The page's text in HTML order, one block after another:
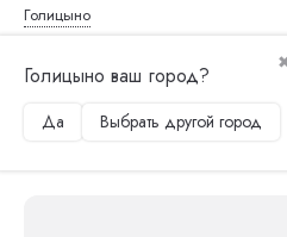
Голицыно
Голицыно ваш город?
Да Выбрать другой город
Главная
Запчасти и аксессуары
Продолжить